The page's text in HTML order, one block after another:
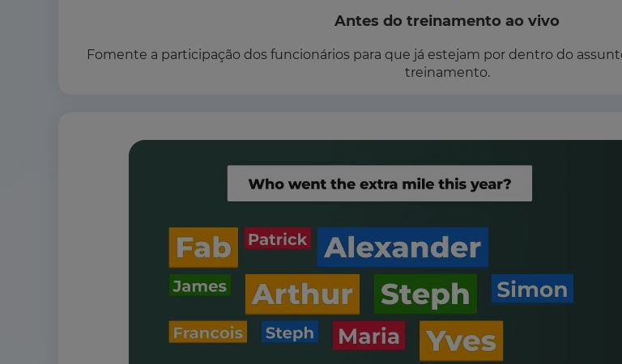
Antes do treinamento ao vivo
Fomente a participação dos funcionários para que já estejam por dentro do
treinamento.